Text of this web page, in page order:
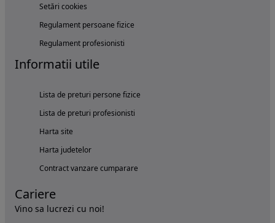
Setări cookies
Regulament persoane fizice
Regulament profesionisti
Informatii utile
Lista de preturi persone fizice
Lista de preturi profesionisti
Harta site
Harta judetelor
Contract vanzare cumparare
Cariere
Vino sa lucrezi cu noi!